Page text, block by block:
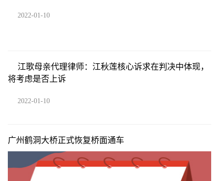
2022-01-10
江歌母亲代理律师：江秋莲核心诉求在判决中体现，
将考虑是否上诉
2022-01-10
广州鹤洞大桥正式恢复桥面通车